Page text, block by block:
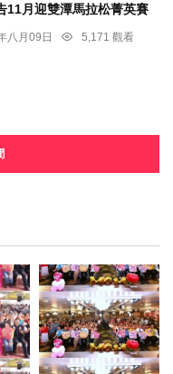
11月迎雙潭馬拉松菁英賽
八月09日
5,171 觀看